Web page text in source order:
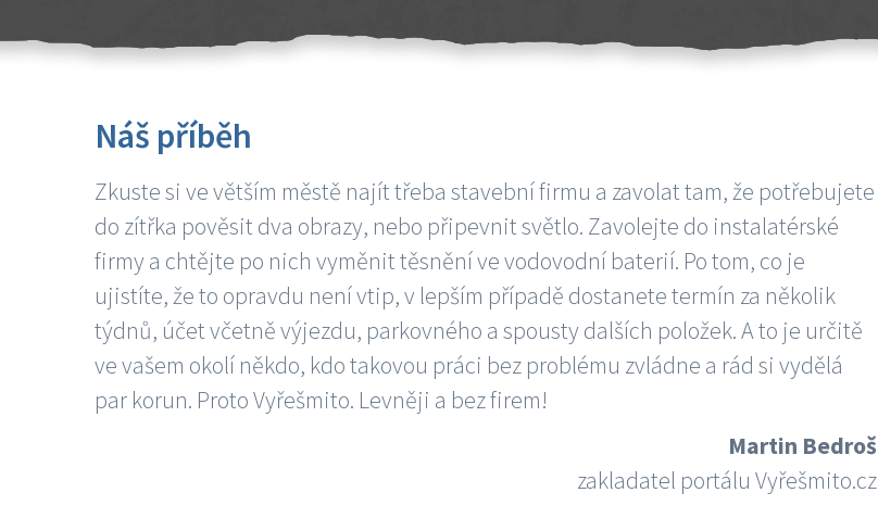
Náš příběh
Zkuste si ve větším městě najít třeba stavební firmu a zavolat tam, že potřebujete
do zítřka pověsit dva obrazy, nebo připevnit světlo. Zavolejte do instalatérské
firmy a chtějte po nich vyměnit těsnění ve vodovodní baterií. Po tom, co je
ujistíte, že to opravdu není vtip, v lepším případě dostanete termín za několik
týdnů, účet včetně výjezdu, parkovného a spousty dalších položek. A to je určitě
ve vašem okolí někdo, kdo takovou práci bez problému zvládne a rád si vydělá
par korun. Proto Vyřešmito. Levněji a bez firem!
Martin Bedroš
zakladatel portálu Vyřešmito.cz